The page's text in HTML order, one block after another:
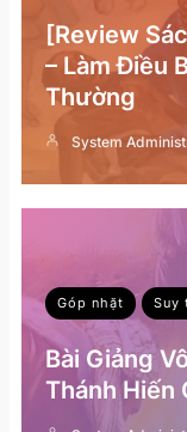
[Review
– Làm Điều
Thường
System
Góp nhặt Suy
Bài Giảng
Thánh Hiến